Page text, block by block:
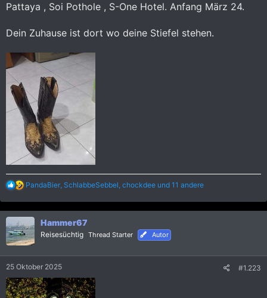
Pattaya , Soi Pothole , S-One Hotel. Anfang März 24.
Dein Zuhause ist dort wo deine Stiefel stehen.
R
a
k
i
o
n
:
PandaBier, SchlabbeSebbel, chockdee und 11 andere
Hammer67
Reisesüchtig Thread Starter Autor
25 Oktober 2025 #1.223